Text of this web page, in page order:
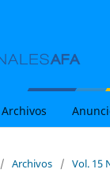
Archivos
/ Archivos / Vol. 15